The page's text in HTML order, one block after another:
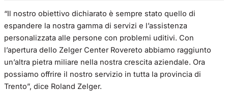
“Il nostro obiettivo dichiarato è sempre stato quello di
espandere la nostra gamma di servizi e l’assistenza
personalizzata alle persone con problemi uditivi. Con
l’apertura dello Zelger Center Rovereto abbiamo raggiunto
un’altra pietra miliare nella nostra crescita aziendale. Ora
possiamo offrire il nostro servizio in tutta la provincia di
Trento”, dice Roland Zelger.